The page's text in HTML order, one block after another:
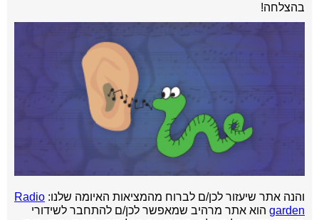
בהצלחה!
והנה אתר שיעזור לכן/ם לברוח מהמציאות האיומה שלנו: Radio
garden הוא אתר מרהיב שמאפשר לכן/ם להתחבר לשידורי